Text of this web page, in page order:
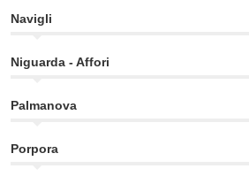
Navigli
Niguarda - Affori
Palmanova
Porpora